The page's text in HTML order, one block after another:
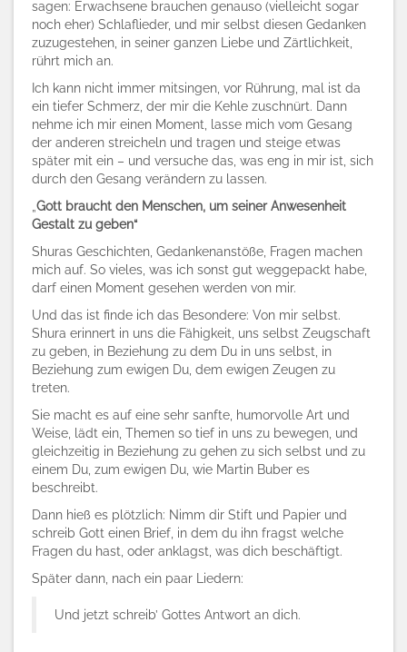
sagen: Erwachsene brauchen genauso (vielleicht sogar
noch eher) Schlaflieder, und mir selbst diesen Gedanken
zuzugestehen, in seiner ganzen Liebe und Zärtlichkeit,
rührt mich an.
Ich kann nicht immer mitsingen, vor Rührung, mal ist da
ein tiefer Schmerz, der mir die Kehle zuschnürt. Dann
nehme ich mir einen Moment, lasse mich vom Gesang
der anderen streicheln und tragen und steige etwas
später mit ein – und versuche das, was eng in mir ist, sich
durch den Gesang verändern zu lassen.
Gott braucht den Menschen, um seiner Anwesenheit
Gestalt zu geben“
Shuras Geschichten, Gedankenanstöße, Fragen machen
mich auf. So vieles, was ich sonst gut weggepackt habe,
darf einen Moment gesehen werden von mir.
Und das ist finde ich das Besondere: Von mir selbst.
Shura erinnert in uns die Fähigkeit, uns selbst Zeugschaft
zu geben, in Beziehung zu dem Du in uns selbst, in
Beziehung zum ewigen Du, dem ewigen Zeugen zu
treten.
Sie macht es auf eine sehr sanfte, humorvolle Art und
Weise, lädt ein, Themen so tief in uns zu bewegen, und
gleichzeitig in Beziehung zu gehen zu sich selbst und zu
einem Du, zum ewigen Du, wie Martin Buber es
beschreibt.
Dann hieß es plötzlich: Nimm dir Stift und Papier und
schreib Gott einen Brief, in dem du ihn fragst welche
Fragen du hast, oder anklagst, was dich beschäftigt.
Später dann, nach ein paar Liedern:
Und jetzt schreib’ Gottes Antwort an dich.